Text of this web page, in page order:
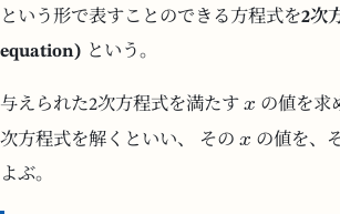
という形で表すことのできる方程式を2次
equation) という。
与えられた2次方程式を満たす
の値を求
次方程式を解くといい、 その
の値を、
よぶ。